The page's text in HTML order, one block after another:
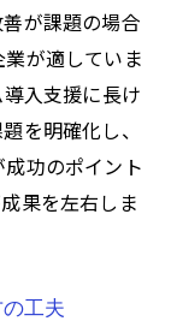
が課題の場合
が適していま
入支援に長け
を明確化し、
功のポイント
果を左右しま
工夫